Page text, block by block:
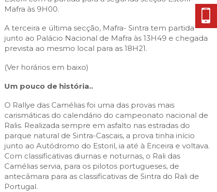
Mafra às 9H00.
A terceira e última secção, Mafra- Sintra tem partida
junto ao Palácio Nacional de Mafra às 13H49 e chegada
prevista ao mesmo local para as 18H21.
(Ver horários em baixo)
Um pouco de história..
O Rallye das Camélias foi uma das provas mais
carismáticas do calendário do campeonato nacional de
Ralis. Realizada sempre em asfalto nas estradas do
parque natural de Sintra-Cascais, a prova tinha início
junto ao Autódromo do Estoril, ia até à Ericeira e voltava.
Com classificativas diurnas e noturnas, o Rali das
Camélias servia, para os pilotos portugueses, de
antecâmara para as classificativas de Sintra do Rali de
Portugal.